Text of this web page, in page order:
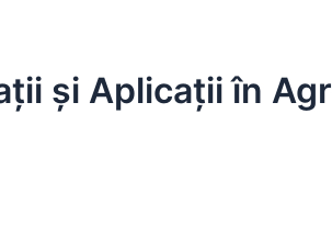
și Aplicații în